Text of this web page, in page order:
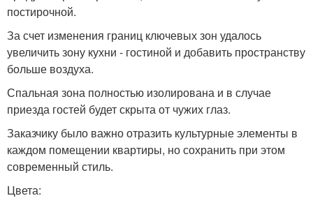
постирочной.
За счет изменения границ ключевых зон удалось
увеличить зону кухни - гостиной и добавить пространству
больше воздуха.
Спальная зона полностью изолирована и в случае
приезда гостей будет скрыта от чужих глаз.
Заказчику было важно отразить культурные элементы в
каждом помещении квартиры, но сохранить при этом
современный стиль.
Цвета: